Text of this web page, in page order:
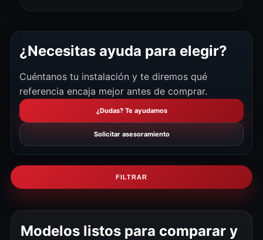
¿Necesitas ayuda para elegir?
Cuéntanos tu instalación y te diremos qué
referencia encaja mejor antes de comprar.
¿Dudas? Te ayudamos
Solicitar asesoramiento
FILTRAR
Modelos listos para comparar y